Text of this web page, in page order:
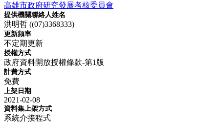
高雄市政府研究發展考核委員會
提供機關聯絡人姓名
洪明哲 ((07)3368333)
更新頻率
不定期更新
授權方式
政府資料開放授權條款-第1版
計費方式
免費
上架日期
2021-02-08
資料集上架方式
系統介接程式